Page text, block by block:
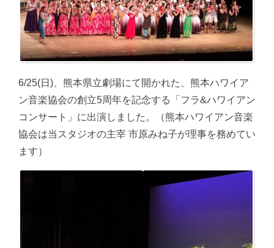
6/25(日)、熊本県立劇場にて開かれた、熊本ハワイア
ン音楽協会の創立5周年を記念する「フラ&ハワイアン
コンサート」に出演しました。（熊本ハワイアン音楽
協会は当スタジオの主宰 市原みね子が理事を務めてい
ます）